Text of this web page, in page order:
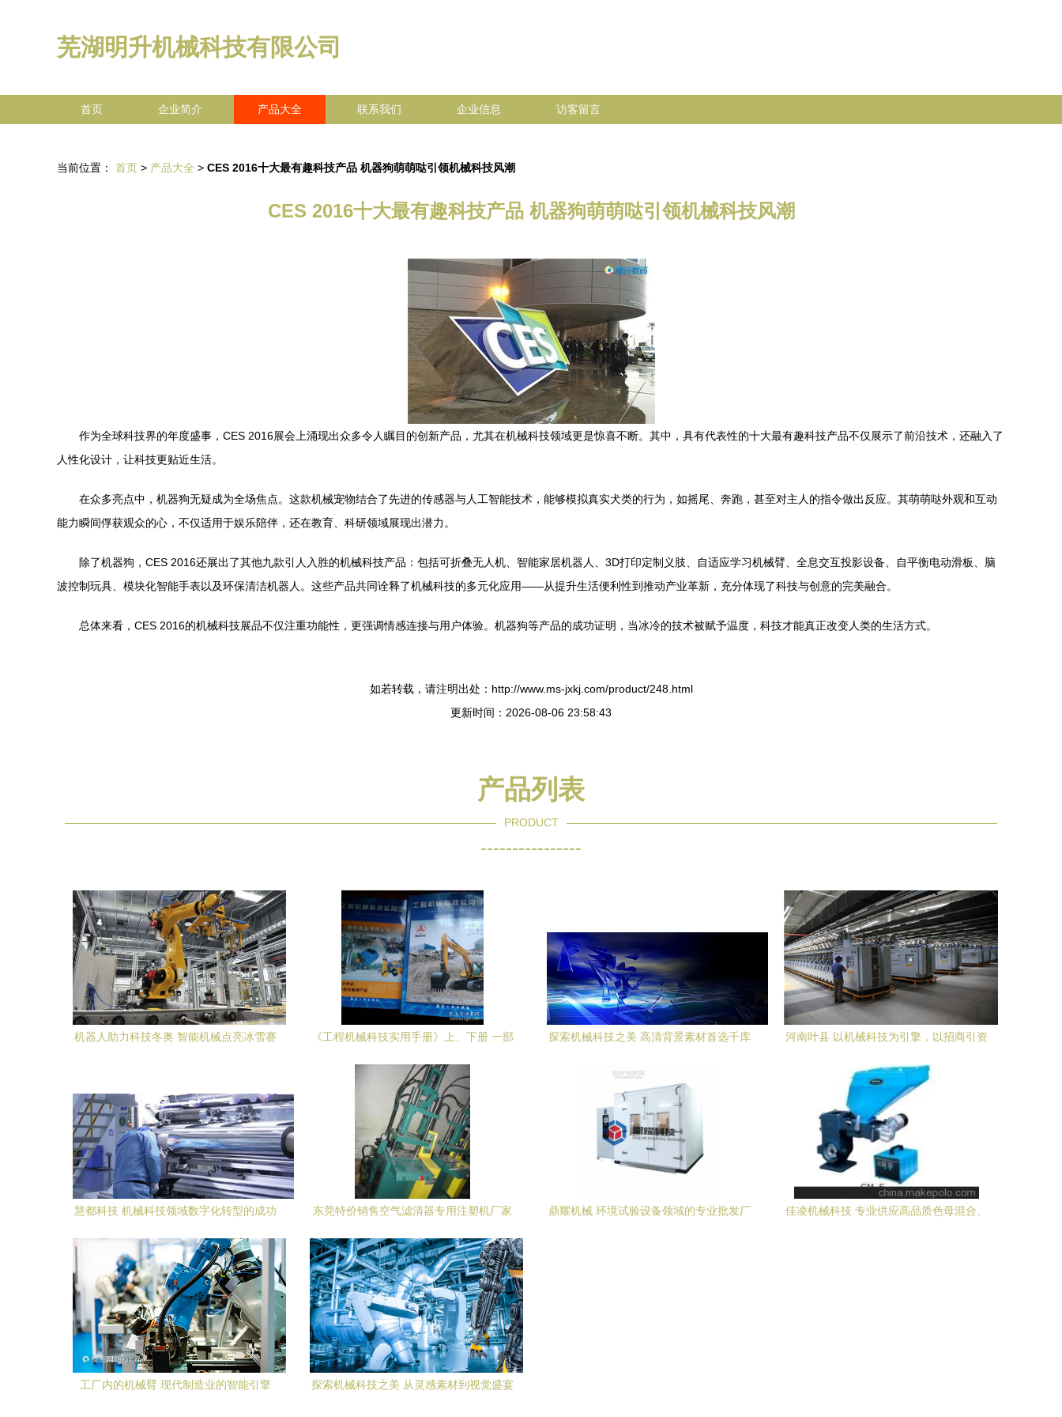
芜湖明升机械科技有限公司
首页 企业简介 产品大全 联系我们 企业信息 访客留言
当前位置： 首页 > 产品大全 > CES 2016十大最有趣科技产品 机器狗萌萌哒引领机械科技风潮
CES 2016十大最有趣科技产品 机器狗萌萌哒引领机械科技风潮
作为全球科技界的年度盛事，CES 2016展会上涌现出众多令人瞩目的创新产品，尤其在机械科技领域更是惊喜不断。其中，具有代表性的十大最有趣科技产品不仅展示了前沿技术，还融入了
人性化设计，让科技更贴近生活。
在众多亮点中，机器狗无疑成为全场焦点。这款机械宠物结合了先进的传感器与人工智能技术，能够模拟真实犬类的行为，如摇尾、奔跑，甚至对主人的指令做出反应。其萌萌哒外观和互动
能力瞬间俘获观众的心，不仅适用于娱乐陪伴，还在教育、科研领域展现出潜力。
除了机器狗，CES 2016还展出了其他九款引人入胜的机械科技产品：包括可折叠无人机、智能家居机器人、3D打印定制义肢、自适应学习机械臂、全息交互投影设备、自平衡电动滑板、脑
波控制玩具、模块化智能手表以及环保清洁机器人。这些产品共同诠释了机械科技的多元化应用——从提升生活便利性到推动产业革新，充分体现了科技与创意的完美融合。
总体来看，CES 2016的机械科技展品不仅注重功能性，更强调情感连接与用户体验。机器狗等产品的成功证明，当冰冷的技术被赋予温度，科技才能真正改变人类的生活方式。
如若转载，请注明出处：http://www.ms-jxkj.com/product/248.html
更新时间：2026-08-06 23:58:43
产品列表
PRODUCT
----------------
机器人助力科技冬奥 智能机械点亮冰雪赛
《工程机械科技实用手册》上、下册 一部
探索机械科技之美 高清背景素材首选千库
河南叶县 以机械科技为引擎，以招商引资
慧都科技 机械科技领域数字化转型的成功
东莞特价销售空气滤清器专用注塑机厂家
鼎耀机械 环境试验设备领域的专业批发厂
佳凌机械科技 专业供应高品质色母混合、
工厂内的机械臂 现代制造业的智能引擎 探索机械科技之美 从灵感素材到视觉盛宴